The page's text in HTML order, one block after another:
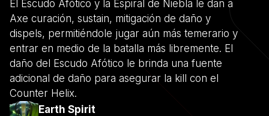
El Escudo Afótico y la Espiral de Niebla le dan a
Axe curación, sustain, mitigación de daño y
dispels, permitiéndole jugar aún más temerario y
entrar en medio de la batalla más libremente. El
daño del Escudo Afótico le brinda una fuente
adicional de daño para asegurar la kill con el
Counter Helix.
Earth Spirit